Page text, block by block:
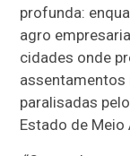
profunda:
agro
cidades onde
paralisadas
Estado de Meio